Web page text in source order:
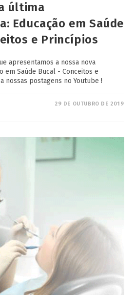
última
Educação em Saúde
e Princípios
apresentamos a nossa nova
em Saúde Bucal - Conceitos e
postagens no Youtube !
29 DE OUTUBRO DE 2019